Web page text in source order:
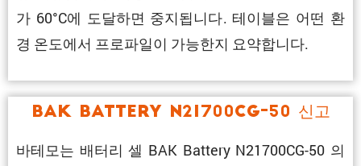
가 60°C에 도달하면 중지됩니다. 테이블은 어떤 환
경 온도에서 프로파일이 가능한지 요약합니다.
BAK Battery N21700CG-50 신고
바테모는 배터리 셀 BAK Battery N21700CG-50 의